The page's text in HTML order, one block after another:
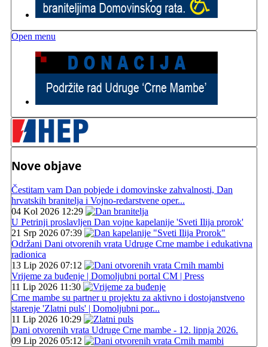
Open menu
Nove objave
Čestitam vam Dan pobjede i domovinske zahvalnosti, Dan
hrvatskih branitelja i Vojno-redarstvene oper...
04 Kol 2026 12:29
U Petrinji proslavljen Dan vojne kapelanije 'Sveti Ilija prorok'
21 Srp 2026 07:39
Održani Dani otvorenih vrata Udruge Crne mambe i edukativna
radionica
13 Lip 2026 07:12
Vrijeme za buđenje | Domoljubni portal CM | Press
11 Lip 2026 11:30
Crne mambe su partner u projektu za aktivno i dostojanstveno
starenje 'Zlatni puls' | Domoljubni por...
11 Lip 2026 10:29
Dani otvorenih vrata Udruge Crne mambe - 12. lipnja 2026.
09 Lip 2026 05:12